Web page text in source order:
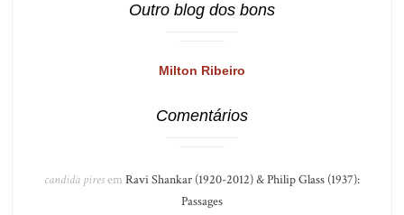
Outro blog dos bons
Milton Ribeiro
Comentários
candida piresem Ravi Shankar (1920-2012) & Philip Glass (1937):
Passages